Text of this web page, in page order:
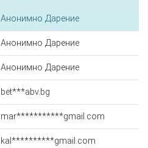
Анонимно Дарение
Анонимно Дарение
Анонимно Дарение
bet***abv.bg
mar***********gmail.com
kal**********gmail.com